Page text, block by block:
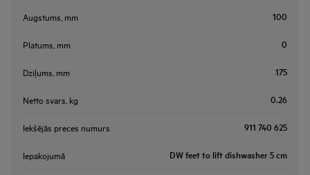
Augstums, mm 100
Platums, mm 0
Dziļums, mm 175
Netto svars, kg 0.26
Iekšējās preces numurs 911 740 625
Iepakojumā DW feet to lift dishwasher 5 cm